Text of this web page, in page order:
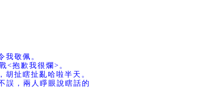
我敬佩。
<抱歉我很爛>。
胡扯瞎扯亂哈啦半天。
誤，兩人睜眼說瞎話的